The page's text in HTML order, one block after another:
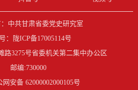
中共甘肃省委党史研究室
：
陇ICP备17005114号
路3275号省委机关第二集中办公区
邮编:730000
网安备 62000002000105号